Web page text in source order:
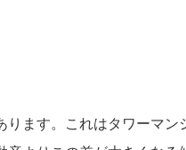
ます。これはタワーマン